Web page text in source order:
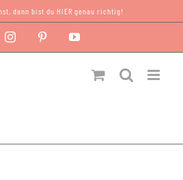
dann bist du HIER genau richtig!
InstagramPinterest